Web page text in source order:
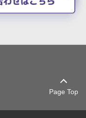
Page Top